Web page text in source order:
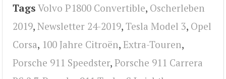
Tags Volvo P1800 Convertible, Oscherleben
2019, Newsletter 24-2019, Tesla Model 3, Opel
Corsa, 100 Jahre Citroën, Extra-Touren,
Porsche 911 Speedster, Porsche 911 Carrera